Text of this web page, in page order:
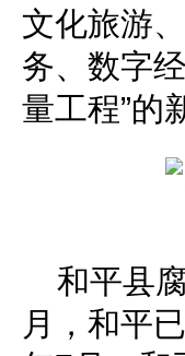
文化旅游
务、数字
量工程”的
和平县
月，和平